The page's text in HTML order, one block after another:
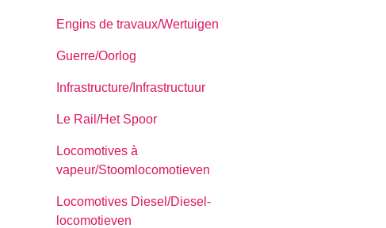
Engins de travaux/Wertuigen
Guerre/Oorlog
Infrastructure/Infrastructuur
Le Rail/Het Spoor
Locomotives à
vapeur/Stoomlocomotieven
Locomotives Diesel/Diesel-
locomotieven